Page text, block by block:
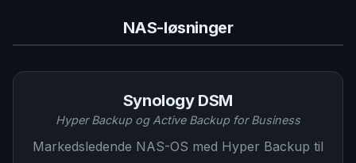
NAS-løsninger
Synology DSM
Hyper Backup og Active Backup for Business
Markedsledende NAS-OS med Hyper Backup til